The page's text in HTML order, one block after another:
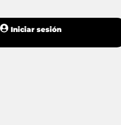
Iniciar sesión